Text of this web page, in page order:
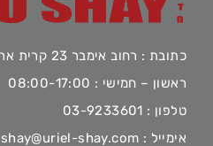
כתובת : רחוב אימבר 23 קרית אריה, פתח תקווה
ראשון – חמישי : 08:00-17:00
טלפון : 03-9233601
אימייל : shay@uriel-shay.com